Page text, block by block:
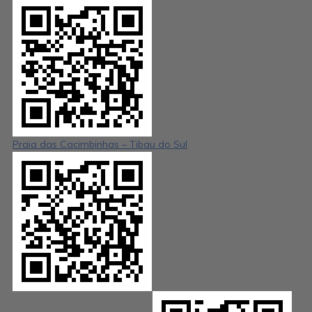
Praia das Cacimbinhas – Tibau do Sul